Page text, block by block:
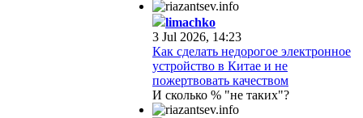
limachko
3 Jul 2026, 14:23
Как сделать недорогое электронное
устройство в Китае и не
пожертвовать качеством
И сколько % "не таких"?